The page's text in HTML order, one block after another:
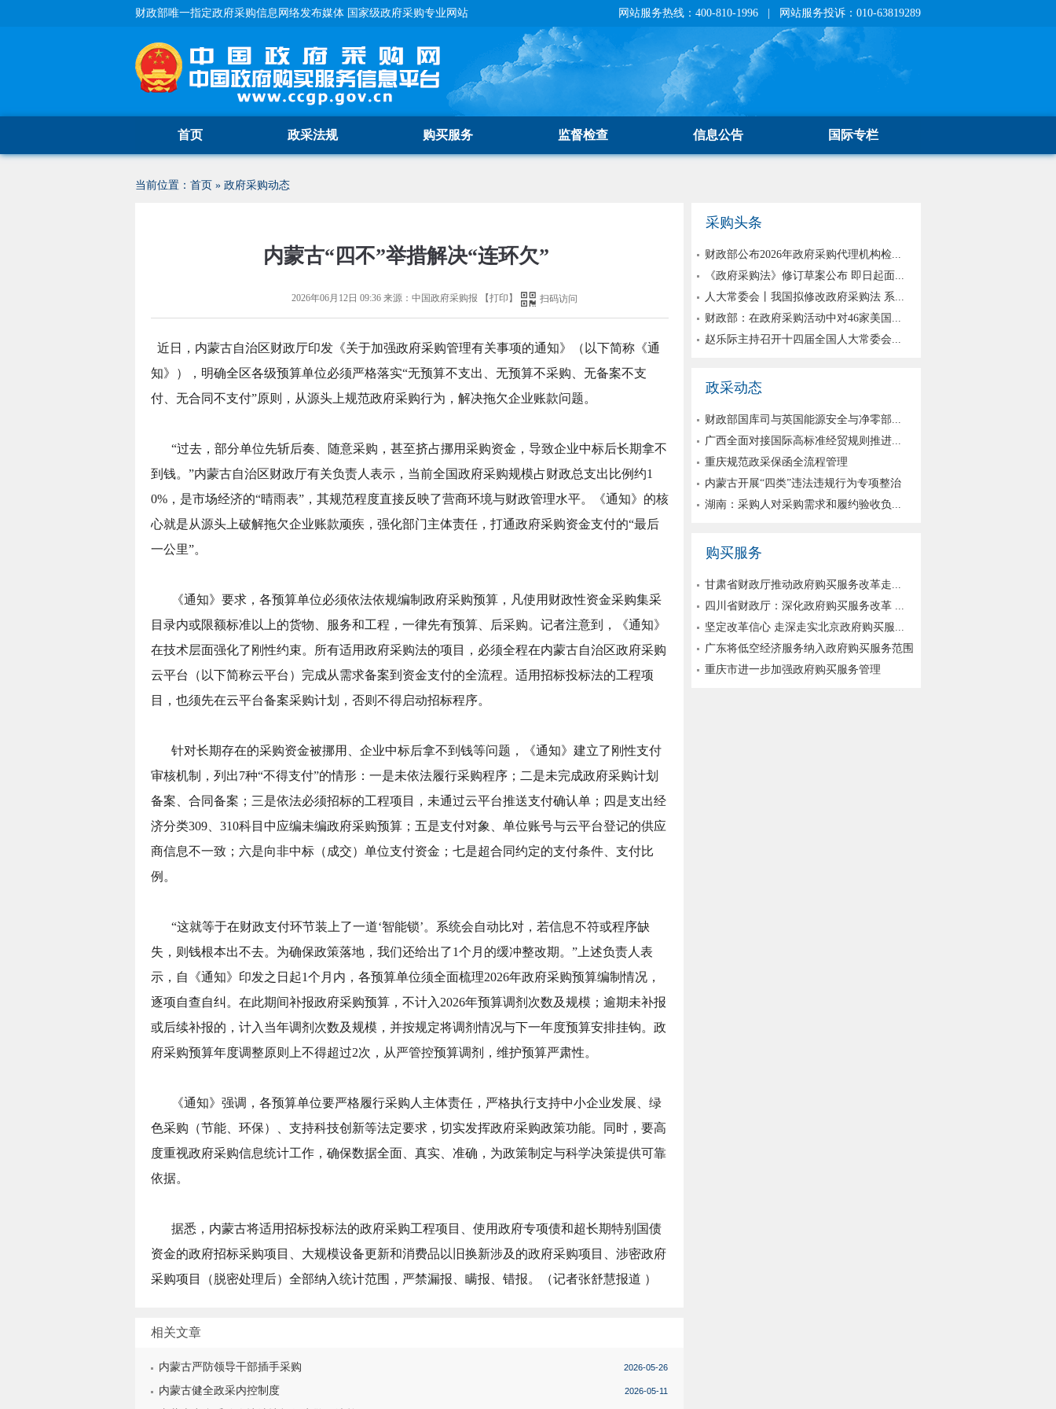
财政部唯一指定政府采购信息网络发布媒体 国家级政府采购专业网站 网站服务热线：400-810-1996 | 网站服务投诉：010-63819289
首页 政采法规 购买服务 监督检查 信息公告 国际专栏
当前位置： 首页 » 政府采购动态
内蒙古“四不”举措解决“连环欠”
2026年06月12日 09:36来源： 中国政府采购报 【打印 】 扫码访问
近日，内蒙古自治区财政厅印发《关于加强政府采购管理有关事项的通知》（以下简称《通
知》），明确全区各级预算单位必须严格落实“无预算不支出、无预算不采购、无备案不支
付、无合同不支付”原则，从源头上规范政府采购行为，解决拖欠企业账款问题。
“过去，部分单位先斩后奏、随意采购，甚至挤占挪用采购资金，导致企业中标后长期拿不
到钱。”内蒙古自治区财政厅有关负责人表示，当前全国政府采购规模占财政总支出比例约1
0%，是市场经济的“晴雨表”，其规范程度直接反映了营商环境与财政管理水平。《通知》的核
心就是从源头上破解拖欠企业账款顽疾，强化部门主体责任，打通政府采购资金支付的“最后
一公里”。
《通知》要求，各预算单位必须依法依规编制政府采购预算，凡使用财政性资金采购集采
目录内或限额标准以上的货物、服务和工程，一律先有预算、后采购。记者注意到，《通知》
在技术层面强化了刚性约束。所有适用政府采购法的项目，必须全程在内蒙古自治区政府采购
云平台（以下简称云平台）完成从需求备案到资金支付的全流程。适用招标投标法的工程项
目，也须先在云平台备案采购计划，否则不得启动招标程序。
针对长期存在的采购资金被挪用、企业中标后拿不到钱等问题，《通知》建立了刚性支付
审核机制，列出7种“不得支付”的情形：一是未依法履行采购程序；二是未完成政府采购计划
备案、合同备案；三是依法必须招标的工程项目，未通过云平台推送支付确认单；四是支出经
济分类309、310科目中应编未编政府采购预算；五是支付对象、单位账号与云平台登记的供应
商信息不一致；六是向非中标（成交）单位支付资金；七是超合同约定的支付条件、支付比
例。
“这就等于在财政支付环节装上了一道‘智能锁’。系统会自动比对，若信息不符或程序缺
失，则钱根本出不去。为确保政策落地，我们还给出了1个月的缓冲整改期。”上述负责人表
示，自《通知》印发之日起1个月内，各预算单位须全面梳理2026年政府采购预算编制情况，
逐项自查自纠。在此期间补报政府采购预算，不计入2026年预算调剂次数及规模；逾期未补报
或后续补报的，计入当年调剂次数及规模，并按规定将调剂情况与下一年度预算安排挂钩。政
府采购预算年度调整原则上不得超过2次，从严管控预算调剂，维护预算严肃性。
《通知》强调，各预算单位要严格履行采购人主体责任，严格执行支持中小企业发展、绿
色采购（节能、环保）、支持科技创新等法定要求，切实发挥政府采购政策功能。同时，要高
度重视政府采购信息统计工作，确保数据全面、真实、准确，为政策制定与科学决策提供可靠
依据。
据悉，内蒙古将适用招标投标法的政府采购工程项目、使用政府专项债和超长期特别国债
资金的政府招标采购项目、大规模设备更新和消费品以旧换新涉及的政府采购项目、涉密政府
采购项目（脱密处理后）全部纳入统计范围，严禁漏报、瞒报、错报。（记者张舒慧报道 ）
相关文章
内蒙古严防领导干部插手采购 2026-05-26
内蒙古健全政采内控制度 2026-05-11
采购头条
财政部公布2026年政府采购代理机构检...
《政府采购法》修订草案公布 即日起面...
人大常委会丨我国拟修改政府采购法 系...
财政部：在政府采购活动中对46家美国...
赵乐际主持召开十四届全国人大常委会...
政采动态
财政部国库司与英国能源安全与净零部...
广西全面对接国际高标准经贸规则推进...
重庆规范政采保函全流程管理
内蒙古开展“四类”违法违规行为专项整治
湖南：采购人对采购需求和履约验收负...
购买服务
甘肃省财政厅推动政府购买服务改革走...
四川省财政厅：深化政府购买服务改革 ...
坚定改革信心 走深走实北京政府购买服...
广东将低空经济服务纳入政府购买服务范围
重庆市进一步加强政府购买服务管理